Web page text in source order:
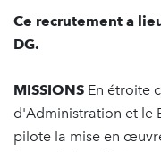
Ce recrutement a
DG.
MISSIONS En étroite
d'Administration et le
pilote la mise en